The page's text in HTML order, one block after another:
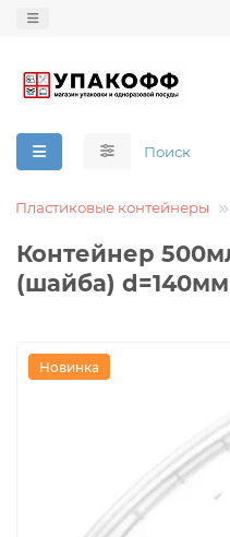
Пластиковые контейнеры
Контейнер
(шайба)
Новинка